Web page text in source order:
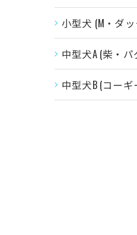
小型犬 (M・ダ
中型犬A (柴・パ
中型犬B (コー